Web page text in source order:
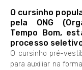
O cursinho
pela ONG
Tempo Bom,
processo
O cursinho pré-
para auxiliar na